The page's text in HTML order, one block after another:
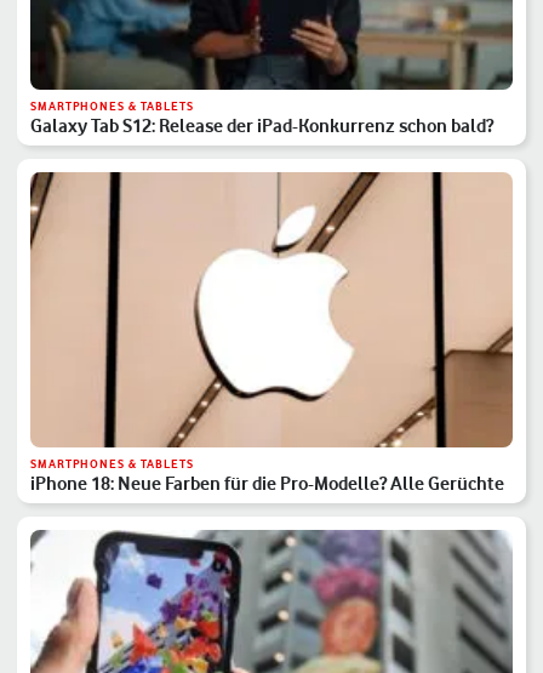
SMARTPHONES & TABLETS
Galaxy Tab S12: Release der iPad-Konkurrenz schon bald?
SMARTPHONES & TABLETS
iPhone 18: Neue Farben für die Pro-Modelle? Alle Gerüchte